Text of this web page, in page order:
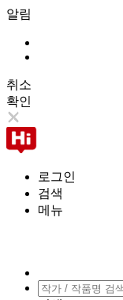
알림
취소
확인
로그인
검색
메뉴